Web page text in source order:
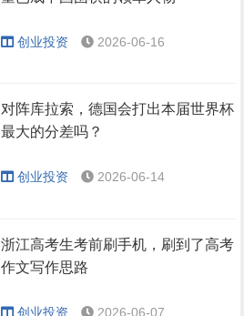
创业投资 2026-06-16
对阵库拉索，德国会打出本届世界杯
最大的分差吗？
创业投资 2026-06-14
浙江高考生考前刷手机，刷到了高考
作文写作思路
创业投资 2026-06-07